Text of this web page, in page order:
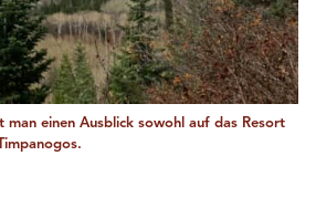
man einen Ausblick sowohl auf das Resort